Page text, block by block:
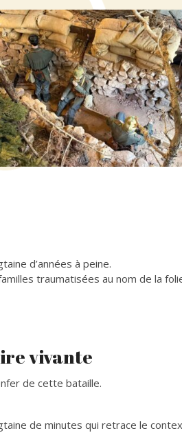
d’années à peine.
traumatisées au nom de la
vivante
de cette bataille.
de minutes qui retrace le